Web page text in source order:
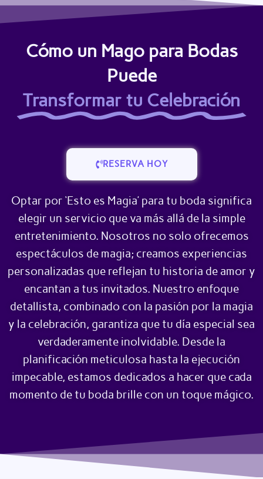
Cómo un Mago para Bodas
Puede
Transformar tu Celebración
RESERVA HOY
Optar por ‘Esto es Magia’ para tu boda significa
elegir un servicio que va más allá de la simple
entretenimiento. Nosotros no solo ofrecemos
espectáculos de magia; creamos experiencias
personalizadas que reflejan tu historia de amor y
encantan a tus invitados. Nuestro enfoque
detallista, combinado con la pasión por la magia
y la celebración, garantiza que tu día especial sea
verdaderamente inolvidable. Desde la
planificación meticulosa hasta la ejecución
impecable, estamos dedicados a hacer que cada
momento de tu boda brille con un toque mágico.